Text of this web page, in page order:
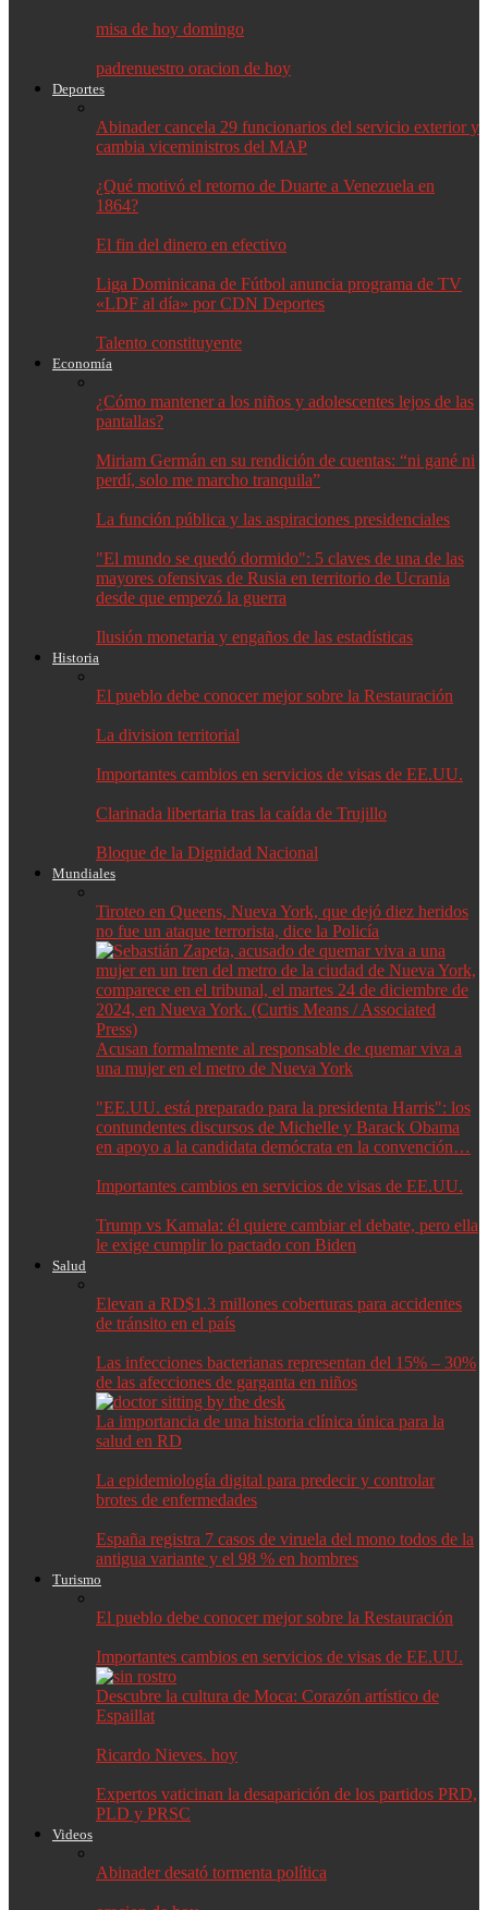
misa de hoy domingo
padrenuestro oracion de hoy
Deportes
Abinader cancela 29 funcionarios del servicio exterior y
cambia viceministros del MAP
¿Qué motivó el retorno de Duarte a Venezuela en
1864?
El fin del dinero en efectivo
Liga Dominicana de Fútbol anuncia programa de TV
«LDF al día» por CDN Deportes
Talento constituyente
Economía
¿Cómo mantener a los niños y adolescentes lejos de las
pantallas?
Miriam Germán en su rendición de cuentas: “ni gané ni
perdí, solo me marcho tranquila”
La función pública y las aspiraciones presidenciales
"El mundo se quedó dormido": 5 claves de una de las
mayores ofensivas de Rusia en territorio de Ucrania
desde que empezó la guerra
Ilusión monetaria y engaños de las estadísticas
Historia
El pueblo debe conocer mejor sobre la Restauración
La division territorial
Importantes cambios en servicios de visas de EE.UU.
Clarinada libertaria tras la caída de Trujillo
Bloque de la Dignidad Nacional
Mundiales
Tiroteo en Queens, Nueva York, que dejó diez heridos
no fue un ataque terrorista, dice la Policía
Acusan formalmente al responsable de quemar viva a
una mujer en el metro de Nueva York
"EE.UU. está preparado para la presidenta Harris": los
contundentes discursos de Michelle y Barack Obama
en apoyo a la candidata demócrata en la convención…
Importantes cambios en servicios de visas de EE.UU.
Trump vs Kamala: él quiere cambiar el debate, pero ella
le exige cumplir lo pactado con Biden
Salud
Elevan a RD$1.3 millones coberturas para accidentes
de tránsito en el país
Las infecciones bacterianas representan del 15% – 30%
de las afecciones de garganta en niños
La importancia de una historia clínica única para la
salud en RD
La epidemiología digital para predecir y controlar
brotes de enfermedades
España registra 7 casos de viruela del mono todos de la
antigua variante y el 98 % en hombres
Turismo
El pueblo debe conocer mejor sobre la Restauración
Importantes cambios en servicios de visas de EE.UU.
Descubre la cultura de Moca: Corazón artístico de
Espaillat
Ricardo Nieves. hoy
Expertos vaticinan la desaparición de los partidos PRD,
PLD y PRSC
Videos
Abinader desató tormenta política